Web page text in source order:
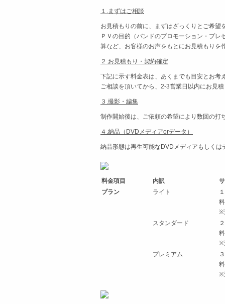
１.まずはご相談
お見積もりの前に、まずはざっくりとご希望
ＰＶの目的（バンドのプロモーション・プ
算など、お客様のお声をもとにお見積もりを
２.お見積もり・契約確定
下記に示す料金表は、あくまでも目安とお考
ご相談を頂いてから、2-3営業日以内にお見
３.撮影・編集
制作開始後は、ご依頼の希望により数回の打
４.納品（DVDメディアorデータ）
納品形態は再生可能なDVDメディアもしくは
料金項目 内訳
プラン
ライト
※
スタンダード
※
プレミアム
※